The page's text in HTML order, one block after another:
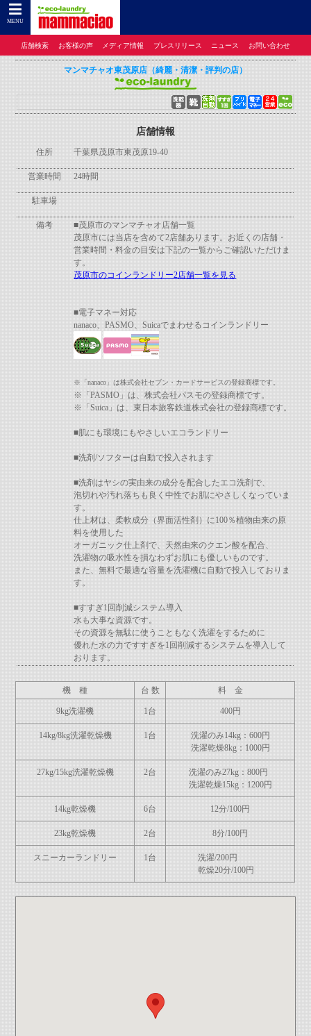
MENU
店舗検索 お客様の声 メディア情報 プレスリリース ニュース お問い合わせ
コインランドリーのマンマチャオTOP
索>千葉県> マンマチャオ東茂原店（綺麗・清潔・評判の店）
マンマチャオ東茂原店（綺麗・清潔・評判の店）
店舗情報
住所 千葉県茂原市東茂原19-40
営業時間 24時間
駐車場
備考
■茂原市のマンマチャオ店舗一覧
茂原市には当店を含めて2店舗あります。お近くの店舗・
営業時間・料金の目安は下記の一覧からご確認いただけま
す。
茂原市のコインランドリー2店舗一覧を見る
■電子マネー対応
nanaco、PASMO、Suicaでまわせるコインランドリー
※「nanaco」は株式会社セブン・カードサービスの登録商標です。
※「PASMO」は、株式会社パスモの登録商標です。
※「Suica」は、東日本旅客鉄道株式会社の登録商標です。
■肌にも環境にもやさしいエコランドリー
■洗剤/ソフターは自動で投入されます
■洗剤はヤシの実由来の成分を配合したエコ洗剤で、
泡切れや汚れ落ちも良く中性でお肌にやさしくなっていま
す。
仕上材は、柔軟成分（界面活性剤）に100％植物由来の原
料を使用した
オーガニック仕上剤で、天然由来のクエン酸を配合、
洗濯物の吸水性を損なわずお肌にも優しいものです。
また、無料で最適な容量を洗濯機に自動で投入しておりま
す。
■すすぎ1回削減システム導入
水も大事な資源です。
その資源を無駄に使うこともなく洗濯をするために
優れた水の力ですすぎを1回削減するシステムを導入して
おります。
機 種 台 数 料 金
9kg洗濯機 1台 400円
14kg/8kg洗濯乾燥機 1台
洗濯のみ14kg：600円
洗濯乾燥8kg：1000円
27kg/15kg洗濯乾燥機 2台
洗濯のみ27kg：800円
洗濯乾燥15kg：1200円
14kg乾燥機 6台 12分/100円
23kg乾燥機 2台 8分/100円
スニーカーランドリー 1台
洗濯/200円
乾燥20分/100円